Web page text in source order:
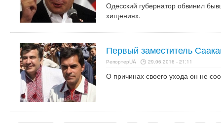
Одесский губернатор обвинил
хищениях.
Первый заместитель
РепортерUA 29.06.2016 - 21:11
О причинах своего ухода он не